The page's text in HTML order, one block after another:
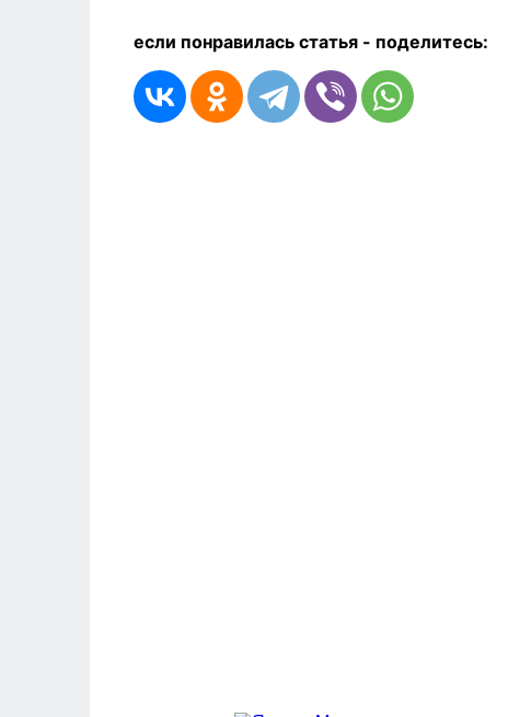
если понравилась статья - поделитесь: